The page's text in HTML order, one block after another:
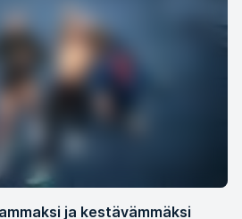
ja kestävämmäksi